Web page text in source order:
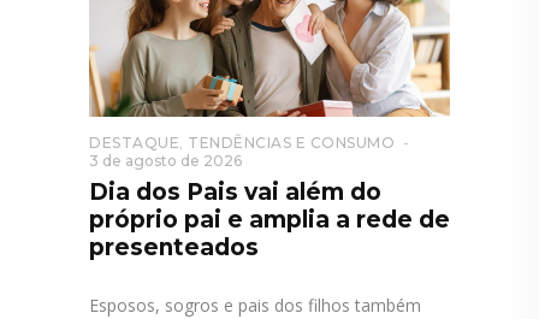
DESTAQUE, TENDÊNCIAS E CONSUMO
3 de agosto de 2026
Dia dos Pais vai além do
próprio pai e amplia a rede de
presenteados
Esposos, sogros e pais dos filhos também